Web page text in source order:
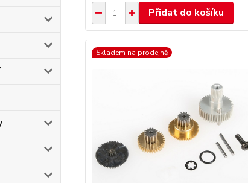
Přidat do košíku
Skladem na prodejně